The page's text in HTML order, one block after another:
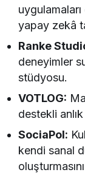
yapay zekâ
Ranke
deneyimler
stüdyosu.
VOTLOG:
destekli
SociaPol:
kendi sanal